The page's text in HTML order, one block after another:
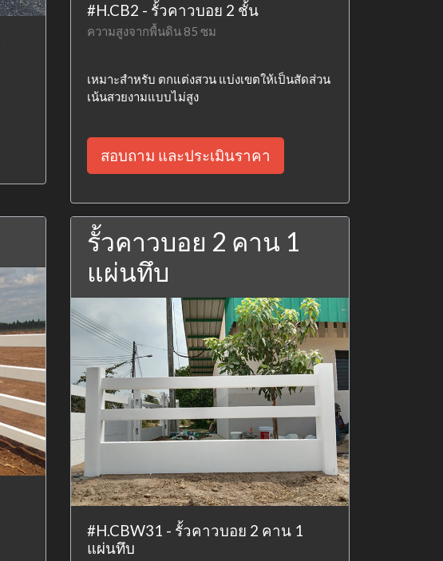
#H.CB2 - รั้วคาวบอย 2 ชั้น
ความสูงจากพื้นดิน 85 ซม
เหมาะสำหรับ ตกแต่งสวน แบ่งเขตให้เป็นสัดส่วน
เน้นสวยงามแบบไม่สูง
สอบถาม และประเมินราคา
รั้วคาวบอย 2 คาน 1
แผ่นทึบ
#H.CBW31 - รั้วคาวบอย 2 คาน 1
แผ่นทึบ